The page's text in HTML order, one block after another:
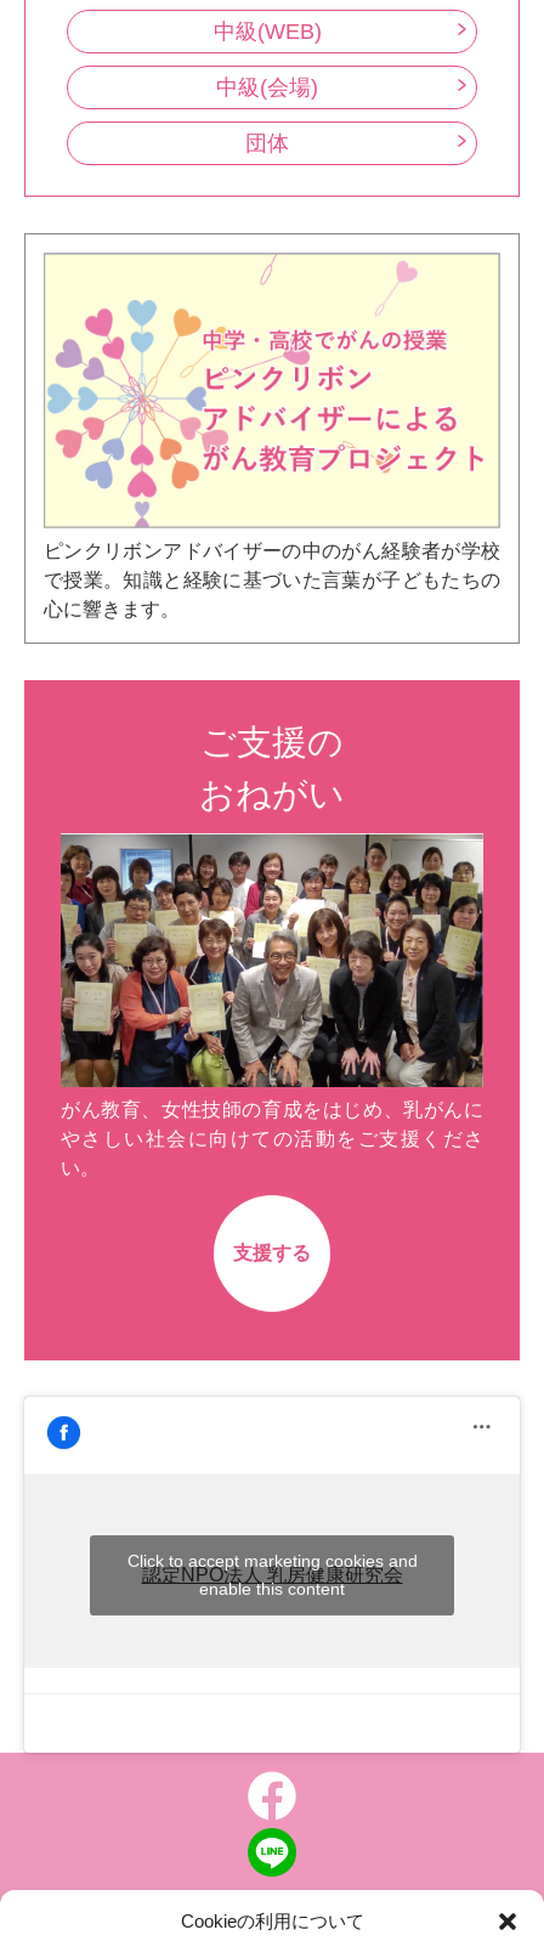
Cookieの利用について
中級(WEB)
中級(会場)
団体
ピンクリボンアドバイザーの中のがん経験者が学校
で授業。知識と経験に基づいた言葉が子どもたちの
心に響きます。
ご支援の
おねがい
がん教育、女性技師の育成をはじめ、乳がんに
やさしい社会に向けての活動をご支援くださ
い。
支援する
認定NPO法人 乳房健康研究会
Click to accept marketing cookies and
enable this content
個人情報について | 特定商取引の表記